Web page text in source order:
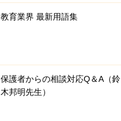
教育業界 最新用語集
保護者からの相談対応Q＆A（鈴
木邦明先生）